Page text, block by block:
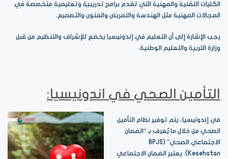
الكليات التقنية والمهنية التي تقدم برامج تدريبية وتعليمية متخصصة في
المجالات المهنية مثل الهندسة والتمريض والفنون والتصميم.
يجب الإشارة إلى أن التعليم في إندونيسيا يخضع للإشراف والتنظيم من قبل
وزارة التربية والتعليم الوطنية.
التأمين الصحي في اندونيسيا:
في إندونيسيا، يتم توفير نظام التأمين
الصحي من خلال ما يُعرف بـ “الضمان
الاجتماعي الصحي” (BPJS
Kesehatan). يعتبر الضمان الاجتماعي